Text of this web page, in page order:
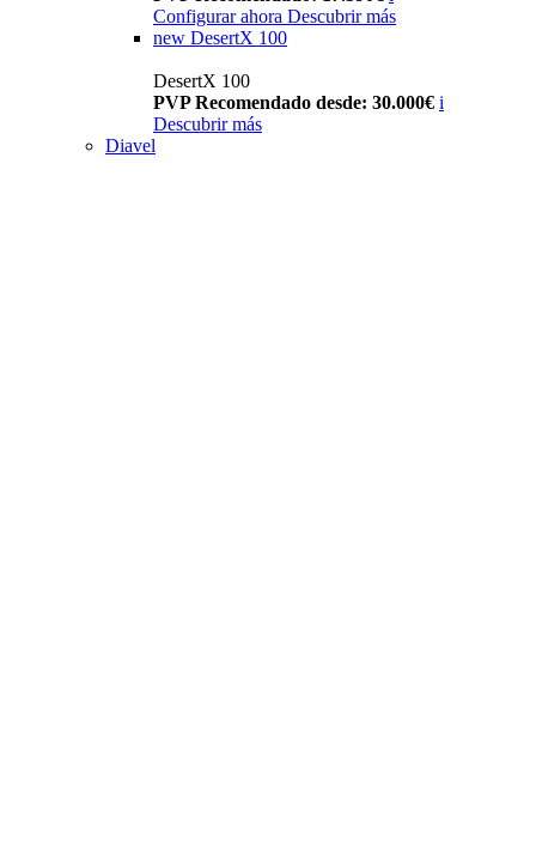
Configurar ahora Descubrir más
new DesertX 100
DesertX 100
PVP Recomendado desde: 30.000€ i
Descubrir más
Diavel